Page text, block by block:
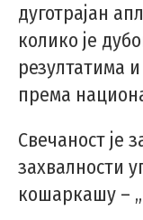
дуготрајан
колико је
резултатима
према
Свечаност је
захвалности
кошаркашу –